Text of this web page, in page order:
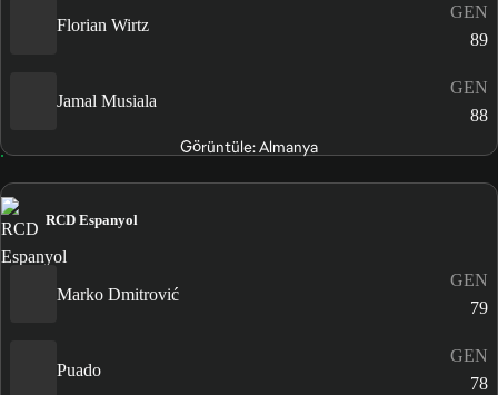
Florian Wirtz
GEN
89
Jamal Musiala
GEN
88
Görüntüle: Almanya
RCD Espanyol
Marko Dmitrović
GEN
79
Puado
GEN
78